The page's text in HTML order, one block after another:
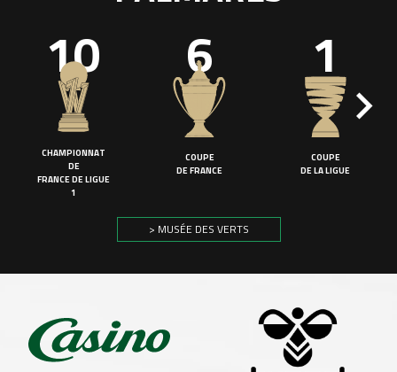
10
CHAMPIONNAT
DE
FRANCE DE LIGUE
1
6
COUPE
DE FRANCE
1
COUPE
DE LA LIGUE
> MUSÉE DES VERTS